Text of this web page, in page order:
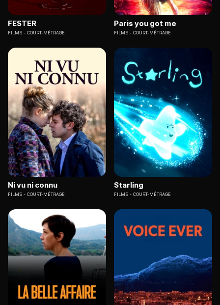
FESTER
FILMS COURT-MÉTRAGE
Paris you got me
FILMS COURT-MÉTRAGE
Ni vu ni connu
FILMS COURT-MÉTRAGE
Starling
FILMS COURT-MÉTRAGE